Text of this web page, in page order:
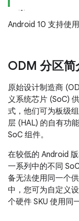
Android 10 支持使
ODM 分区简
原始设计制造商
义系统芯片 (SoC)
式，他们可为板级
层 (HAL) 的自有功
SoC 组件。
在较低的 Android
一系列中的不同
备无法使用同一个
中，您可为自定义
个硬件 SKU 使用同